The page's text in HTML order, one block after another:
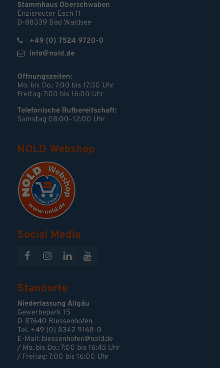
Stammhaus Oberschwaben
Enzisreuter Esch 11
D-88339 Bad Waldsee
+49 (0) 7524 9720-0
info@nold.de
Öffnungszeiten:
Mo. bis Do.: 7:00 bis 17:30 Uhr
Freitag: 7:00 bis 16:00 Uhr
Telefonische Rufbereitschaft:
Samstag 08:00–12:00 Uhr
NOLD Webshop
Social Media
Standorte
Niederlassung Allgäu
Gewerbepark 15
D-87640 Biessenhofen
Tel. +49 (0) 8342 9168-0
E-Mail: biessenhofen@nold.de
/ Mo. bis Do.: 7:00 bis 16:45 Uhr
/ Freitag: 7:00 bis 16:00 Uhr